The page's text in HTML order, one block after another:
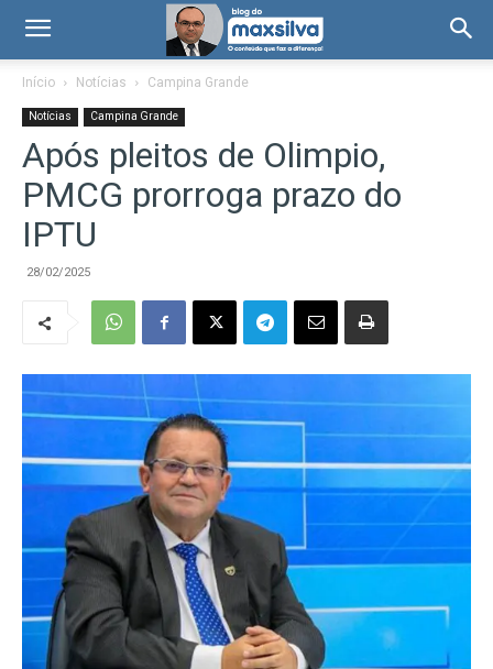
Início Notícias Campina Grande
Notícias Campina Grande
Após pleitos de Olimpio,
PMCG prorroga prazo do
IPTU
28/02/2025